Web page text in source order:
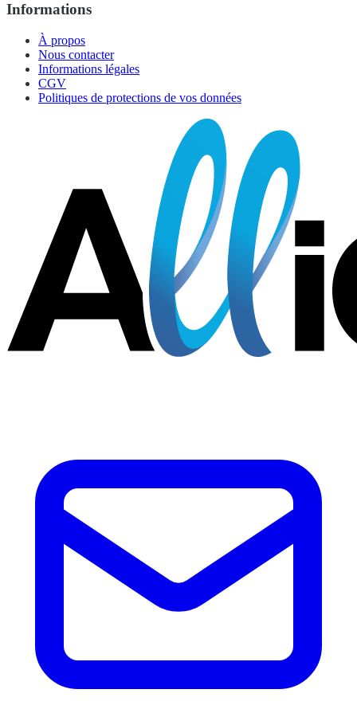
Informations
À propos
Nous contacter
Informations légales
CGV
Politiques de protections de vos données